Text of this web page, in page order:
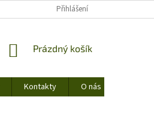
Přihlášení
NÁKUPNÍ
Prázdný košík
Kontakty
O nás